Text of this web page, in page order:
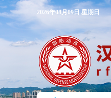
2026年08月09日 星期日